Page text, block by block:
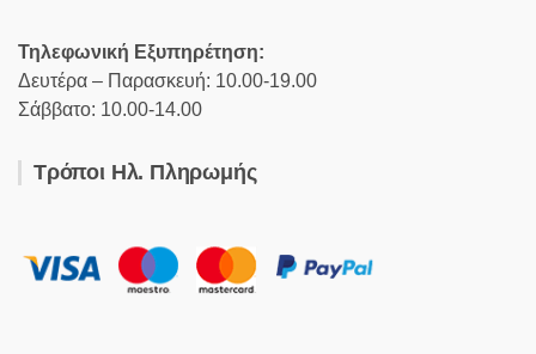
Τηλεφωνική Εξυπηρέτηση:
Δευτέρα – Παρασκευή: 10.00-19.00
Σάββατο: 10.00-14.00
Τρόποι Ηλ. Πληρωμής